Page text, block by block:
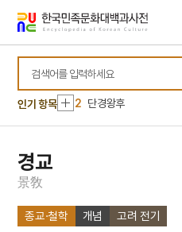
바로가기
바로가기
인기 항목
10 지방교부세
1 금성대군
2 단경왕후
3 세종
세조
경교
景敎
종교·철학 개념 고려 전기